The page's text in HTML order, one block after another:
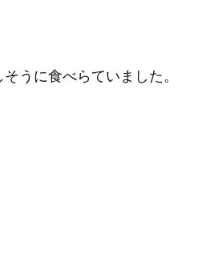
うに食べらていました。